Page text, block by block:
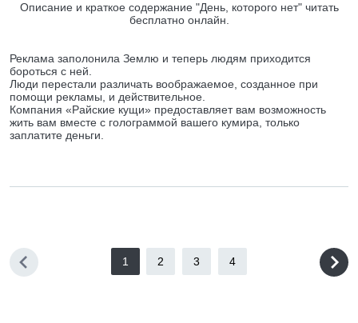
Описание и краткое содержание "День, которого нет" читать
бесплатно онлайн.
Реклама заполонила Землю и теперь людям приходится
бороться с ней.
Люди перестали различать воображаемое, созданное при
помощи рекламы, и действительное.
Компания «Райские кущи» предоставляет вам возможность
жить вам вместе с голограммой вашего кумира, только
заплатите деньги.
1 2 3 4